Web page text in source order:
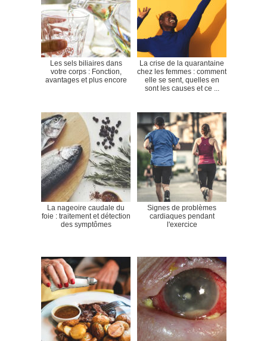
Les sels biliaires dans
votre corps : Fonction,
avantages et plus encore
La crise de la quarantaine
chez les femmes : comment
elle se sent, quelles en
sont les causes et ce ...
La nageoire caudale du
foie : traitement et détection
des symptômes
Signes de problèmes
cardiaques pendant
l'exercice